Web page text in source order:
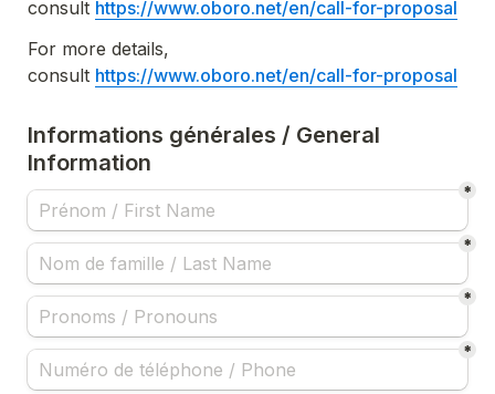
consult https://www.oboro.net/en/call-for-proposal
For more details,
consult https://www.oboro.net/en/call-for-proposal
Informations générales / General
Information
*
*
*
*